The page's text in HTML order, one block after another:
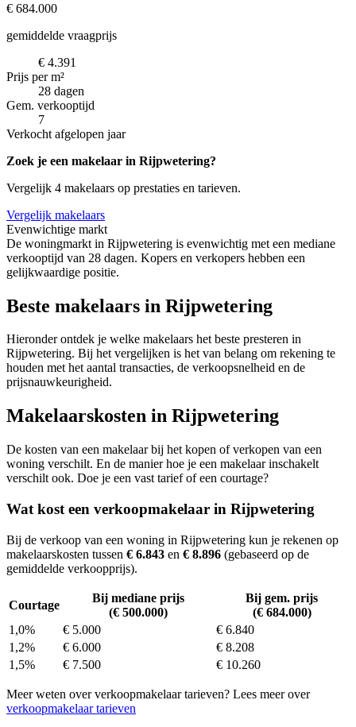
€ 684.000
gemiddelde vraagprijs
€ 4.391
Prijs per m²
28 dagen
Gem. verkooptijd
7
Verkocht afgelopen jaar
Zoek je een makelaar in Rijpwetering?
Vergelijk 4 makelaars op prestaties en tarieven.
Vergelijk makelaars
Evenwichtige markt
De woningmarkt in Rijpwetering is evenwichtig met een mediane
verkooptijd van 28 dagen. Kopers en verkopers hebben een
gelijkwaardige positie.
Beste makelaars in Rijpwetering
Hieronder ontdek je welke makelaars het beste presteren in
Rijpwetering. Bij het vergelijken is het van belang om rekening te
houden met het aantal transacties, de verkoopsnelheid en de
prijsnauwkeurigheid.
Makelaarskosten in Rijpwetering
De kosten van een makelaar bij het kopen of verkopen van een
woning verschilt. En de manier hoe je een makelaar inschakelt
verschilt ook. Doe je een vast tarief of een courtage?
Wat kost een verkoopmakelaar in Rijpwetering
Bij de verkoop van een woning in Rijpwetering kun je rekenen op
makelaarskosten tussen € 6.843 en € 8.896 (gebaseerd op de
gemiddelde verkoopprijs).
Courtage
Bij mediane prijs
(€ 500.000)
Bij gem. prijs
(€ 684.000)
1,0%
€ 5.000
€ 6.840
1,2%
€ 6.000
€ 8.208
1,5%
€ 7.500 € 10.260
Meer weten over verkoopmakelaar tarieven? Lees meer over
verkoopmakelaar tarieven